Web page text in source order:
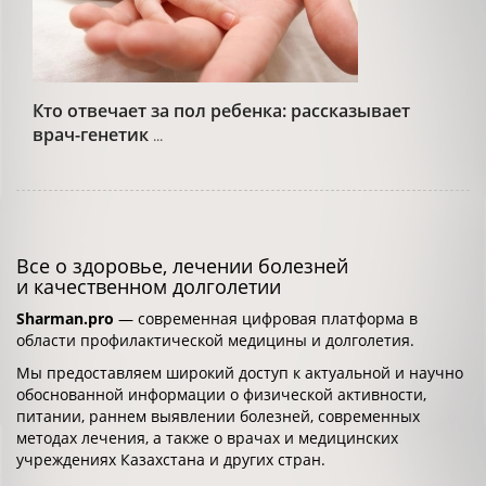
Кто отвечает за пол ребенка: рассказывает
врач-генетик ...
Все о здоровье, лечении болезней
и качественном долголетии
Sharman.pro — современная цифровая платформа в
области профилактической медицины и долголетия.
Мы предоставляем широкий доступ к актуальной и научно
обоснованной информации о физической активности,
питании, раннем выявлении болезней, современных
методах лечения, а также о врачах и медицинских
учреждениях Казахстана и других стран.